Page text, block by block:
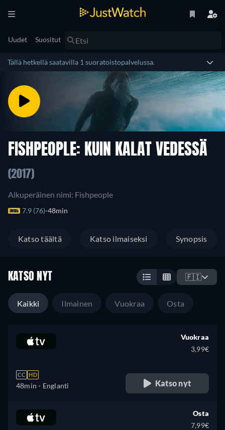
Uudet Suositut
Tällä hetkellä saatavilla 1 suoratoistopalvelussa.
FISHPEOPLE: KUIN KALAT VEDESSÄ
(2017)
Alkuperäinen nimi: Fishpeople
7.9 (76) 48min
Katso täältä Katso ilmaiseksi Synopsis
KATSO NYT 🇫🇮
Kaikki Ilmainen Vuokraa Osta
CC HD
48min - Englanti
Vuokraa
3,99€
Katso nyt
Osta
7,99€